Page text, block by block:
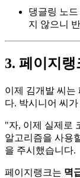
댕글링 노
지 않으니
3. 페이지랭
이제 김개발 씨는
다. 박시니어 씨
"자, 이제 실제로
알고리즘을 사용
을 주시했습니다.
페이지랭크는 멱